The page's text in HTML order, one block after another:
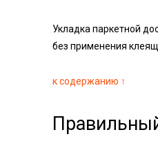
Укладка паркетной
без применения
к содержанию ↑